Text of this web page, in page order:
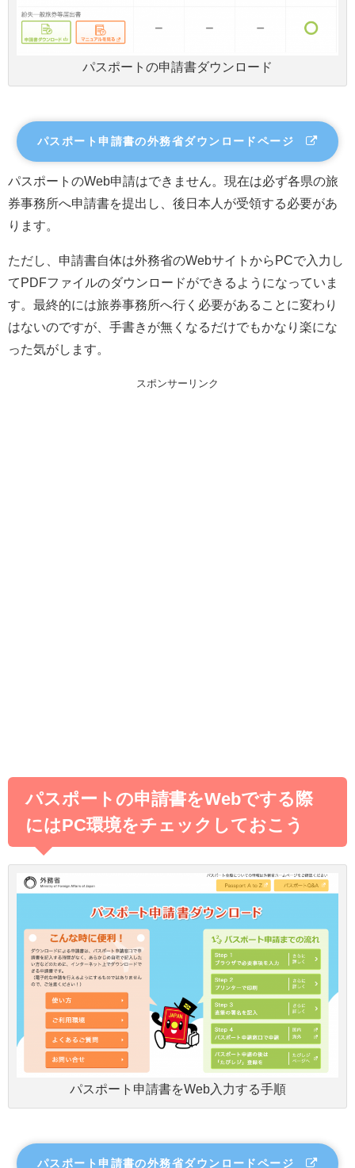
パスポートの申請書ダウンロード
パスポート申請書の外務省ダウンロードページ
パスポートのWeb申請はできません。現在は必ず各県の旅
券事務所へ申請書を提出し、後日本人が受領する必要があ
ります。
ただし、申請書自体は外務省のWebサイトからPCで入力し
てPDFファイルのダウンロードができるようになっていま
す。最終的には旅券事務所へ行く必要があることに変わり
はないのですが、手書きが無くなるだけでもかなり楽にな
った気がします。
スポンサーリンク
パスポートの申請書をWebでする際
にはPC環境をチェックしておこう
パスポート申請書をWeb入力する手順
パスポート申請書の外務省ダウンロードページ